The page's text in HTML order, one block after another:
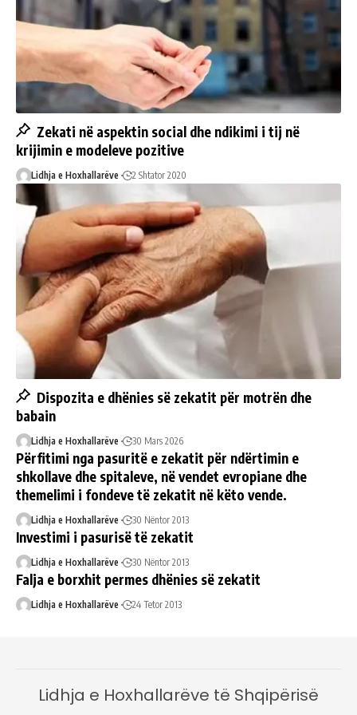
Zekati në aspektin social dhe ndikimi i tij në
krijimin e modeleve pozitive
Lidhja e Hoxhallarëve 2 Shtator 2020
Dispozita e dhënies së zekatit për motrën dhe
babain
Lidhja e Hoxhallarëve 30 Mars 2026
Përfitimi nga pasuritë e zekatit për ndërtimin e
shkollave dhe spitaleve, në vendet evropiane dhe
themelimi i fondeve të zekatit në këto vende.
Lidhja e Hoxhallarëve 30 Nëntor 2013
Investimi i pasurisë të zekatit
Lidhja e Hoxhallarëve 30 Nëntor 2013
Falja e borxhit permes dhënies së zekatit
Lidhja e Hoxhallarëve 24 Tetor 2013
Lidhja e Hoxhallarëve të Shqipërisë